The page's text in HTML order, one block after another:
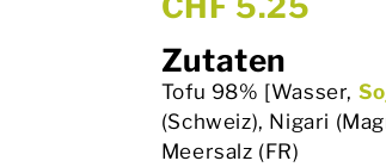
Tofu
Geräuchert
200g
Menge
Zutaten
Tofu 98% [Wasser,
(Schweiz), Nigari
Meersalz (FR)